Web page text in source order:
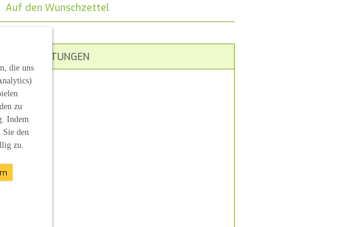
Auf den Wunschzettel
BEWERTUNGEN
die uns
zu
Indem
den
zu.